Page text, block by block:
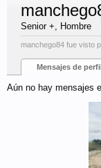
Senior +, Hombre
manchego84 fue visto
Mensajes de
Aún no hay mensajes